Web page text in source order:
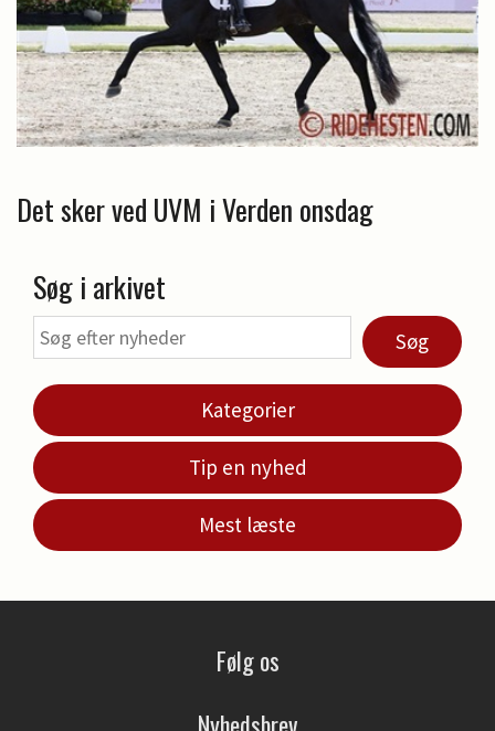
Det sker ved UVM i Verden onsdag
Søg i arkivet
Søg
Kategorier
Tip en nyhed
Mest læste
Følg os
Nyhedsbrev